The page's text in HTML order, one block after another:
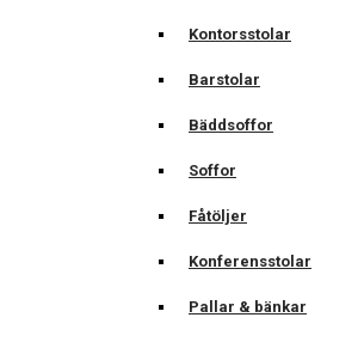
Kontorsstolar
Barstolar
Bäddsoffor
Soffor
Fåtöljer
Konferensstolar
Pallar & bänkar